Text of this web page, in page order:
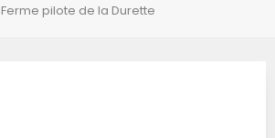
Ferme pilote de la Durette